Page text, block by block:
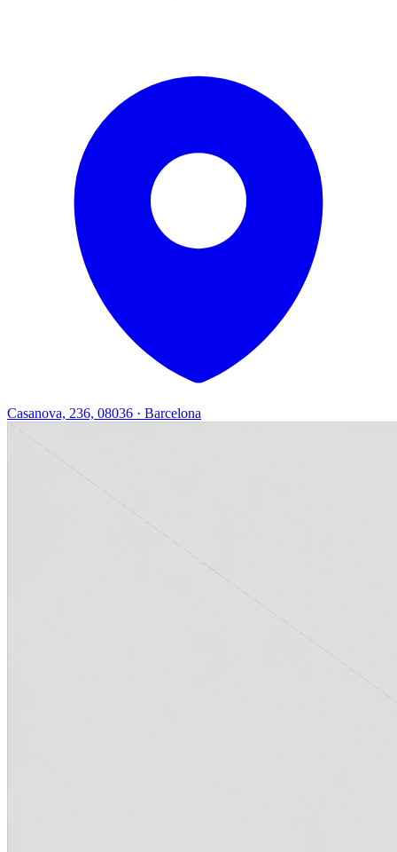
Casanova, 236, 08036 · Barcelona